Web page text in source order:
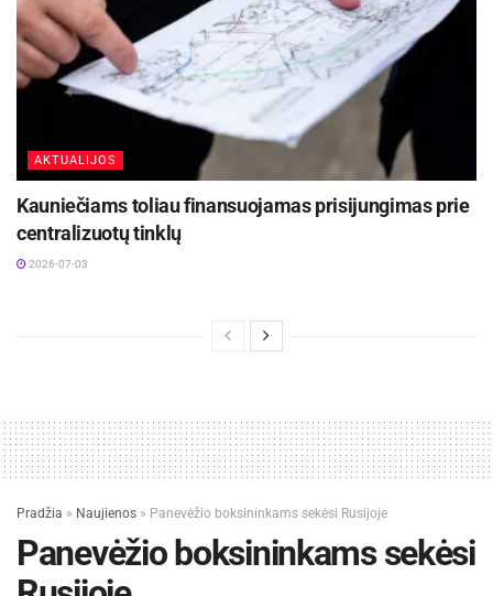
AKTUALIJOS
Kauniečiams toliau finansuojamas prisijungimas prie
centralizuotų tinklų
2026-07-03
Pradžia » Naujienos » Panevėžio boksininkams sekėsi Rusijoje
Panevėžio boksininkams sekėsi